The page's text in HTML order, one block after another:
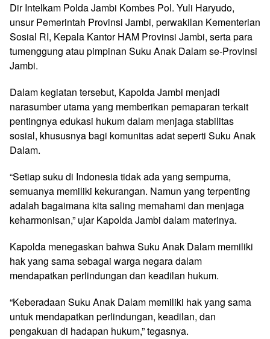
Dir Intelkam Polda Jambi Kombes Pol. Yuli Haryudo,
unsur Pemerintah Provinsi Jambi, perwakilan Kementerian
Sosial RI, Kepala Kantor HAM Provinsi Jambi, serta para
tumenggung atau pimpinan Suku Anak Dalam se-Provinsi
Jambi.
Dalam kegiatan tersebut, Kapolda Jambi menjadi
narasumber utama yang memberikan pemaparan terkait
pentingnya edukasi hukum dalam menjaga stabilitas
sosial, khususnya bagi komunitas adat seperti Suku Anak
Dalam.
“Setiap suku di Indonesia tidak ada yang sempurna,
semuanya memiliki kekurangan. Namun yang terpenting
adalah bagaimana kita saling memahami dan menjaga
keharmonisan,” ujar Kapolda Jambi dalam materinya.
Kapolda menegaskan bahwa Suku Anak Dalam memiliki
hak yang sama sebagai warga negara dalam
mendapatkan perlindungan dan keadilan hukum.
“Keberadaan Suku Anak Dalam memiliki hak yang sama
untuk mendapatkan perlindungan, keadilan, dan
pengakuan di hadapan hukum,” tegasnya.